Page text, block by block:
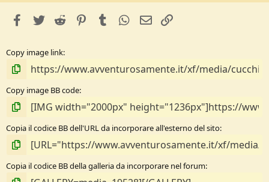
facebookTwitterReddit PinterestTumblrWhatsApp
e-mail
Copy image link
Copy image BB code
Copia il codice BB dell'URL da incorporare all'esterno del sito
Copia il codice BB della galleria da incorporare nel forum